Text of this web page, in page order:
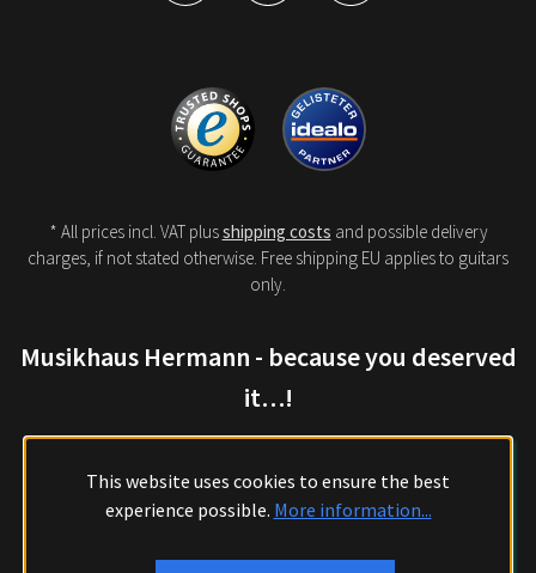
* All prices incl. VAT plusshipping costs and possible delivery
charges, if not stated otherwise. Free shipping EU applies to guitars
only.
Musikhaus Hermann - because you deserved
it…!
This website uses cookies to ensure the best
experience possible. More information...